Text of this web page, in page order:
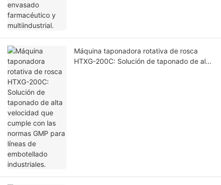
Máquina taponadora rotativa de rosca
HTXG-200C: Solución de taponado de alta